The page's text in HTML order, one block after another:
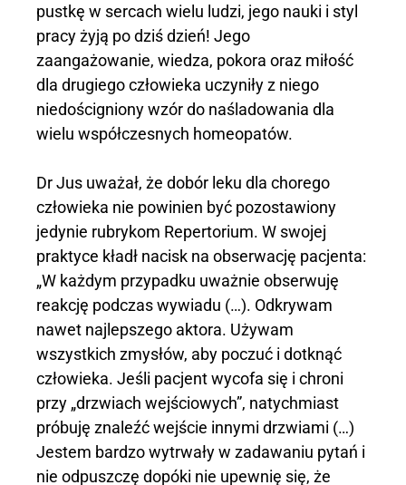
pustkę w sercach wielu ludzi, jego nauki i styl
pracy żyją po dziś dzień! Jego
zaangażowanie, wiedza, pokora oraz miłość
dla drugiego człowieka uczyniły z niego
niedościgniony wzór do naśladowania dla
wielu współczesnych homeopatów.
Dr Jus uważał, że dobór leku dla chorego
człowieka nie powinien być pozostawiony
jedynie rubrykom Repertorium. W swojej
praktyce kładł nacisk na obserwację pacjenta:
„W każdym przypadku uważnie obserwuję
reakcję podczas wywiadu (…). Odkrywam
nawet najlepszego aktora. Używam
wszystkich zmysłów, aby poczuć i dotknąć
człowieka. Jeśli pacjent wycofa się i chroni
przy „drzwiach wejściowych”, natychmiast
próbuję znaleźć wejście innymi drzwiami (…)
Jestem bardzo wytrwały w zadawaniu pytań i
nie odpuszczę dopóki nie upewnię się, że